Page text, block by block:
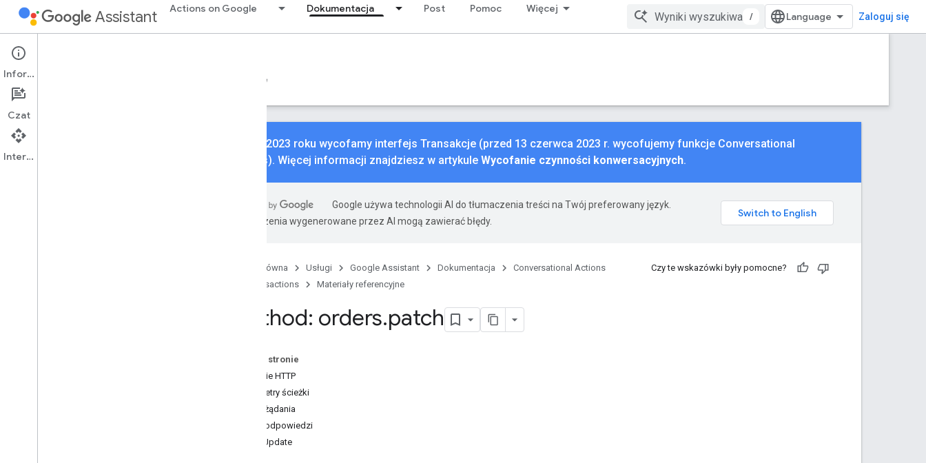
Assistant Actions on Google Dokumentacja Post Pomoc Więcej
/ Zaloguj się
Conversational Actions
Przewodniki Sample
3 maja 2023 roku wycofamy interfejs Transakcje (przed 13 czerwca 2023 r. wycofujemy funkcje Conversational
Actions). Więcej informacji znajdziesz w artykule Wycofanie czynności konwersacyjnych.
Google używa technologii AI do tłumaczenia treści na Twój preferowany język.
Tłumaczenia wygenerowane przez AI mogą zawierać błędy.
Strona główna Usługi Google Assistant Dokumentacja
Conversational Actions
Transactions
Materiały referencyjne
Czy te wskazówki były pomocne?
Method: orders.patch
Na tej stronie
Żądanie HTTP
Parametry ścieżki
Treść żądania
Treść odpowiedzi
OrderUpdate
Informacje
Czat
Interfejs API